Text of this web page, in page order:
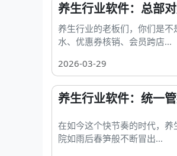
养生行业软件：总部
养生行业的老板们，你们是
水、优惠券核销、会员跨店...
2026-03-29
养生行业软件：统一
在如今这个快节奏的时代，
院如雨后春笋般不断冒出...